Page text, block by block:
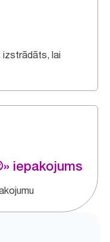
izstrādāts, lai
iepakojums